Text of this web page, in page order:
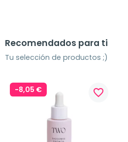
Recomendados para ti
Tu selección de productos ;)
-8,05 € favorite_border